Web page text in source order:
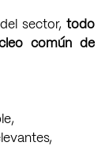
sector, todo
común de